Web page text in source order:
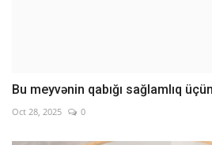
Bu meyvənin qabığı sağlamlıq
Oct 28, 2025 0